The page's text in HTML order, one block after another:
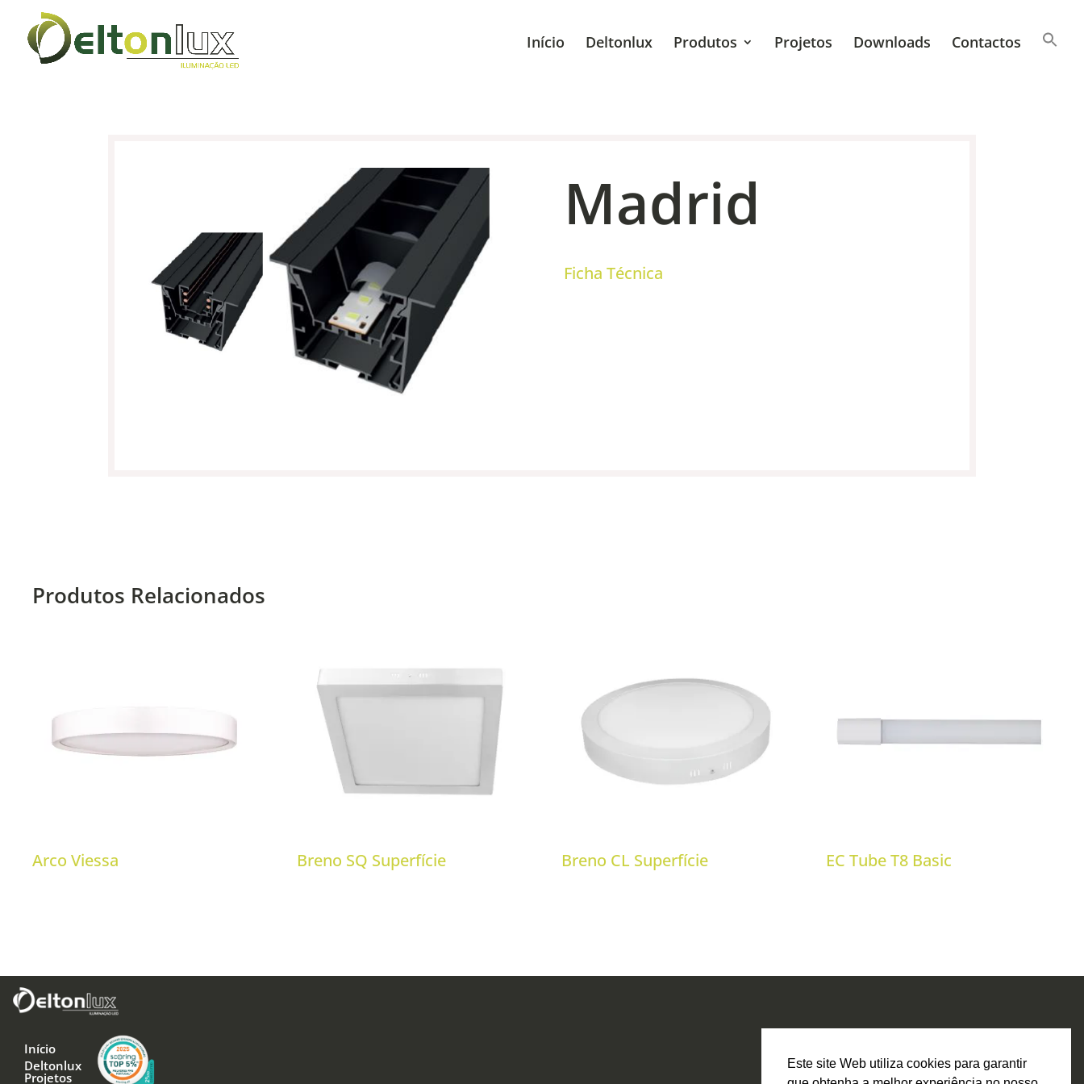
Início Deltonlux Produtos Projetos Downloads Contactos
Madrid
Ficha Técnica
Produtos Relacionados
Arco Viessa Breno SQ Superfície Breno CL Superfície EC Tube T8 Basic
Início
Deltonlux
Projetos
Este site Web utiliza cookies para garantir